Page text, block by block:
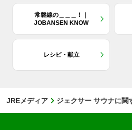
常磐線の＿＿＿！｜
JOBANSEN KNOW
レシピ・献立
JREメディア ジェクサー サウナに関